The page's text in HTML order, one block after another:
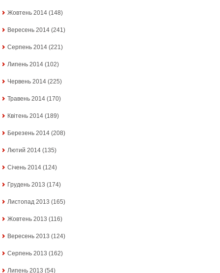
Жовтень 2014 (148)
Вересень 2014 (241)
Серпень 2014 (221)
Липень 2014 (102)
Червень 2014 (225)
Травень 2014 (170)
Квітень 2014 (189)
Березень 2014 (208)
Лютий 2014 (135)
Січень 2014 (124)
Грудень 2013 (174)
Листопад 2013 (165)
Жовтень 2013 (116)
Вересень 2013 (124)
Серпень 2013 (162)
Липень 2013 (54)